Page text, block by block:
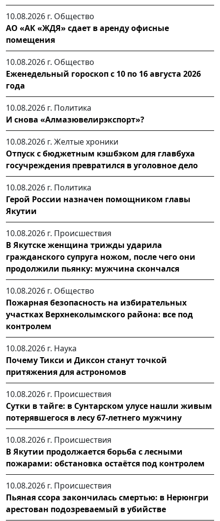
10.08.2026 г. Общество
АО «АК «ЖДЯ» сдает в аренду офисные
помещения
10.08.2026 г. Общество
Еженедельный гороскоп с 10 по 16 августа 2026
года
10.08.2026 г. Политика
И снова «Алмазювелирэкспорт»?
10.08.2026 г. Желтые хроники
Отпуск с бюджетным кэшбэком для главбуха
госучреждения превратился в уголовное дело
10.08.2026 г. Политика
Герой России назначен помощником главы
Якутии
10.08.2026 г. Происшествия
В Якутске женщина трижды ударила
гражданского супруга ножом, после чего они
продолжили пьянку: мужчина скончался
10.08.2026 г. Общество
Пожарная безопасность на избирательных
участках Верхнеколымского района: все под
контролем
10.08.2026 г. Наука
Почему Тикси и Диксон станут точкой
притяжения для астрономов
10.08.2026 г. Происшествия
Сутки в тайге: в Сунтарском улусе нашли живым
потерявшегося в лесу 67-летнего мужчину
10.08.2026 г. Происшествия
В Якутии продолжается борьба с лесными
пожарами: обстановка остаётся под контролем
10.08.2026 г. Происшествия
Пьяная ссора закончилась смертью: в Нерюнгри
арестован подозреваемый в убийстве